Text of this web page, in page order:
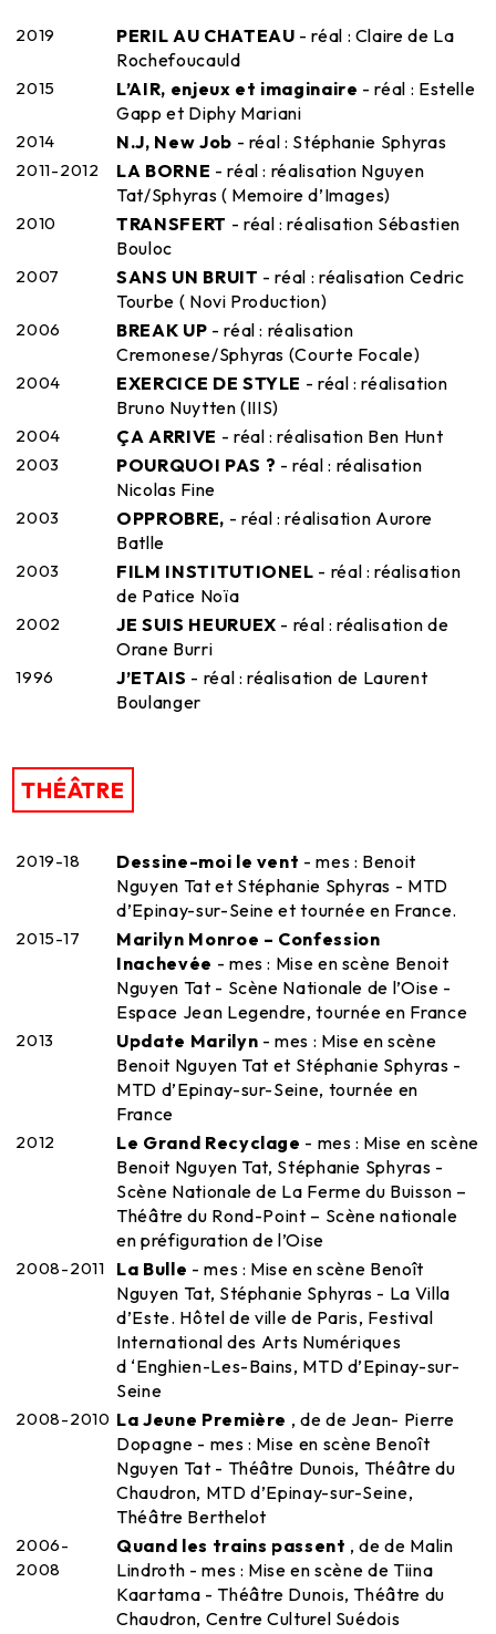
2019 PERIL AU CHATEAU - réal : Claire de La
Rochefoucauld
2015 L’AIR, enjeux et imaginaire - réal : Estelle
Gapp et Diphy Mariani
2014 N.J, New Job - réal : Stéphanie Sphyras
2011-2012 LA BORNE - réal : réalisation Nguyen
Tat/Sphyras ( Memoire d’Images)
2010 TRANSFERT - réal : réalisation Sébastien
Bouloc
2007 SANS UN BRUIT - réal : réalisation Cedric
Tourbe ( Novi Production)
2006 BREAK UP - réal : réalisation
Cremonese/Sphyras (Courte Focale)
2004 EXERCICE DE STYLE - réal : réalisation
Bruno Nuytten (IIIS)
2004 ÇA ARRIVE - réal : réalisation Ben Hunt
2003 POURQUOI PAS ? - réal : réalisation
Nicolas Fine
2003 OPPROBRE, - réal : réalisation Aurore
Batlle
2003 FILM INSTITUTIONEL - réal : réalisation
de Patice Noïa
2002 JE SUIS HEURUEX - réal : réalisation de
Orane Burri
1996 J’ETAIS - réal : réalisation de Laurent
Boulanger
THÉÂTRE
2019-18 Dessine-moi le vent - mes : Benoit
Nguyen Tat et Stéphanie Sphyras - MTD
d’Epinay-sur-Seine et tournée en France.
2015-17
Marilyn Monroe – Confession
Inachevée - mes : Mise en scène Benoit
Nguyen Tat - Scène Nationale de l’Oise -
Espace Jean Legendre, tournée en France
2013 Update Marilyn - mes : Mise en scène
Benoit Nguyen Tat et Stéphanie Sphyras -
MTD d’Epinay-sur-Seine, tournée en
France
2012 Le Grand Recyclage - mes : Mise en scène
Benoit Nguyen Tat, Stéphanie Sphyras -
Scène Nationale de La Ferme du Buisson –
Théâtre du Rond-Point – Scène nationale
en préfiguration de l’Oise
2008-2011 La Bulle - mes : Mise en scène Benoît
Nguyen Tat, Stéphanie Sphyras - La Villa
d’Este. Hôtel de ville de Paris, Festival
International des Arts Numériques
d ‘Enghien-Les-Bains, MTD d’Epinay-sur-
Seine
2008-2010 La Jeune Première , de de Jean- Pierre
Dopagne - mes : Mise en scène Benoît
Nguyen Tat - Théâtre Dunois, Théâtre du
Chaudron, MTD d’Epinay-sur-Seine,
Théâtre Berthelot
2006-
2008
Quand les trains passent , de de Malin
Lindroth - mes : Mise en scène de Tiina
Kaartama - Théâtre Dunois, Théâtre du
Chaudron, Centre Culturel Suédois